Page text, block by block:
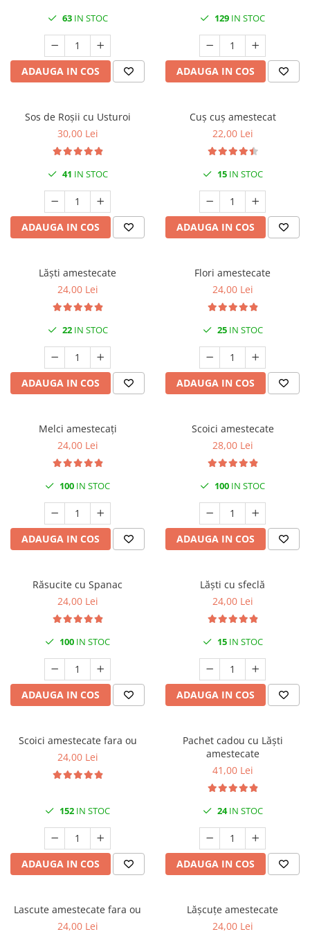
63IN STOC
ADAUGA IN COS
129 IN STOC
ADAUGA IN COS
Sos de Roșii cu Usturoi
30,00 Lei
41 IN STOC
ADAUGA IN COS
Cuș cuș amestecat
22,00 Lei
15IN STOC
ADAUGA IN COS
Lăști amestecate
24,00 Lei
22IN STOC
ADAUGA IN COS
Flori amestecate
24,00 Lei
25IN STOC
ADAUGA IN COS
Melci amestecați
24,00 Lei
100 IN STOC
ADAUGA IN COS
Scoici amestecate
28,00 Lei
100 IN STOC
ADAUGA IN COS
Răsucite cu Spanac
24,00 Lei
100 IN STOC
ADAUGA IN COS
Lăști cu sfeclă
24,00 Lei
15IN STOC
ADAUGA IN COS
Scoici amestecate fara ou
24,00 Lei
152 IN STOC
ADAUGA IN COS
Pachet cadou cu Lăști
amestecate
41,00 Lei
24IN STOC
ADAUGA IN COS
Lascute amestecate fara ou
24,00 Lei
Lășcuțe amestecate
24,00 Lei